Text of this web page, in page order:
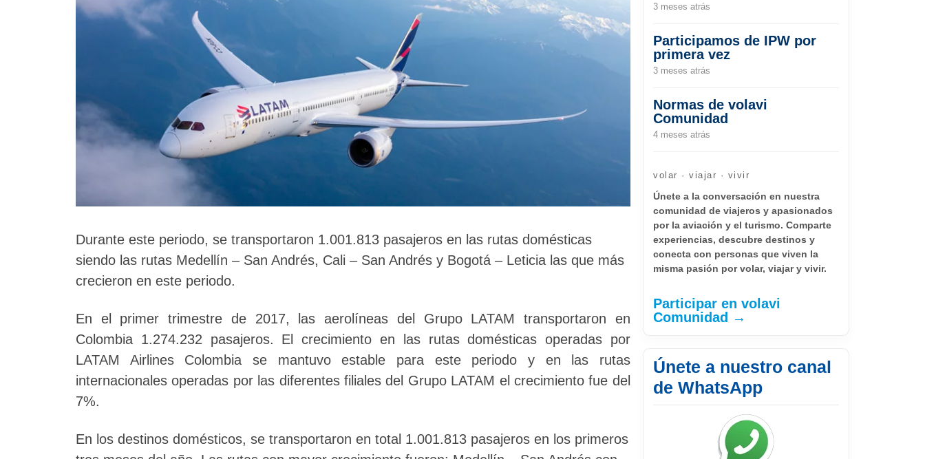
Durante este periodo, se transportaron 1.001.813 pasajeros en las rutas domésticas
siendo las rutas Medellín – San Andrés, Cali – San Andrés y Bogotá – Leticia las que más
crecieron en este periodo.
En el primer trimestre de 2017, las aerolíneas del Grupo LATAM transportaron en
Colombia 1.274.232 pasajeros. El crecimiento en las rutas domésticas operadas por
LATAM Airlines Colombia se mantuvo estable para este periodo y en las rutas
internacionales operadas por las diferentes filiales del Grupo LATAM el crecimiento fue del
7%.
En los destinos domésticos, se transportaron en total 1.001.813 pasajeros en los primeros
3 meses atrás
Participamos de IPW por
primera vez
3 meses atrás
Normas de volavi
Comunidad
4 meses atrás
volar · viajar · vivir
Únete a la conversación en nuestra
comunidad de viajeros y apasionados
por la aviación y el turismo. Comparte
experiencias, descubre destinos y
conecta con personas que viven la
misma pasión por volar, viajar y vivir.
Participar en volavi
Comunidad →
Únete a nuestro canal
de WhatsApp